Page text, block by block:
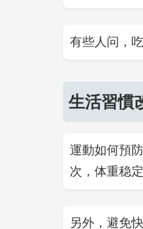
有些人问，
生活習慣
運動如何預
次，体重稳
另外，避免